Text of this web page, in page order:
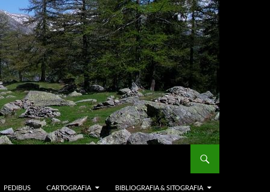
PEDIBUS CARTOGRAFIA BIBLIOGRAFIA & SITOGRAFIA